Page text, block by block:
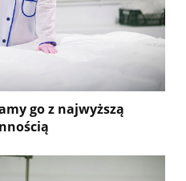
go z najwyższą